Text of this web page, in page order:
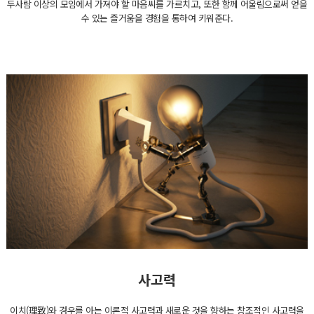
두사람 이상의 모임에서 가져야 할 마음씨를 가르치고, 또한 함께 어울림으로써 얻을
수 있는 즐거움을 경험을 통하여 키워준다.
사고력
이치(理致)와 경우를 아는 이론적 사고력과 새로운 것을 향하는 창조적인 사고력을